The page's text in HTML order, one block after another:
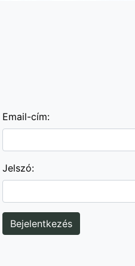
Email-cím:
Jelszó: